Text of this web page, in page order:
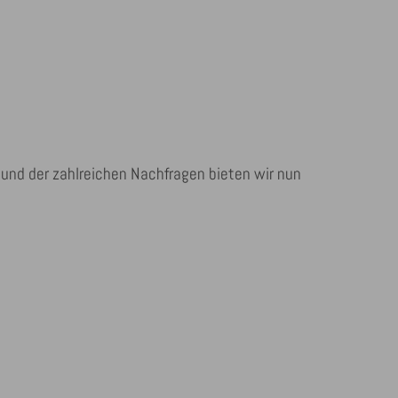
der zahlreichen Nachfragen bieten wir nun